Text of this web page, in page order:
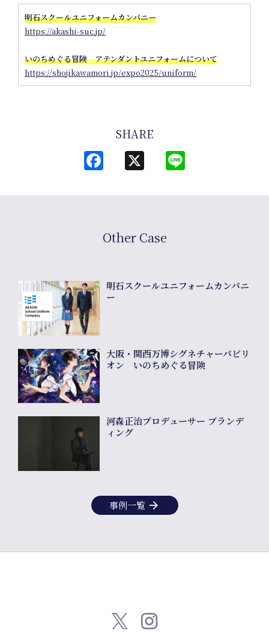
Events
Journal
Interview
Online
Shop
Company
info
明石スクールユニフォームカンパニー
https://akashi-suc.jp/
いのちめぐる冒険 アテンダントユニフォームについて
https://shojikawamori.jp/expo2025/uniform/
SHARE
Facebook
Other Case
明石スクールユニフォームカンパニ
ー
大阪・関西万博シグネチャーパビリ
オン いのちめぐる冒険
河森正治プロデューサー ブランデ
ィング
事例一覧 arrow_forward